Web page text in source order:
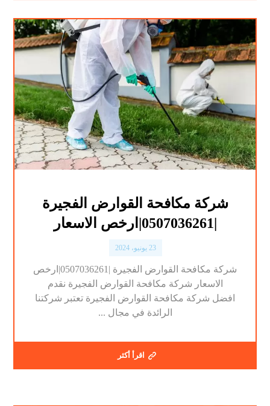
شركة مكافحة القوارض الفجيرة
|0507036261|ارخص الاسعار
23 يونيو، 2024
شركة مكافحة القوارض الفجيرة |0507036261|ارخص
الاسعار شركة مكافحة القوارض الفجيرة نقدم
افضل شركة مكافحة القوارض الفجيرة تعتبر شركتنا
الرائدة في مجال ...
اقرأ أكثر